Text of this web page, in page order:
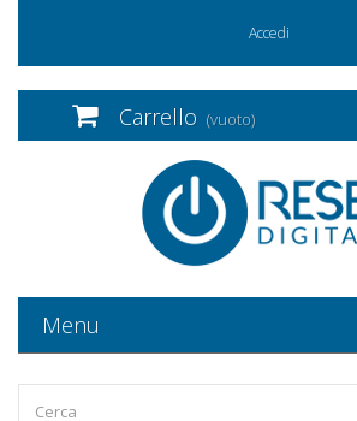
Accedi
Carrello (vuoto)
Menu